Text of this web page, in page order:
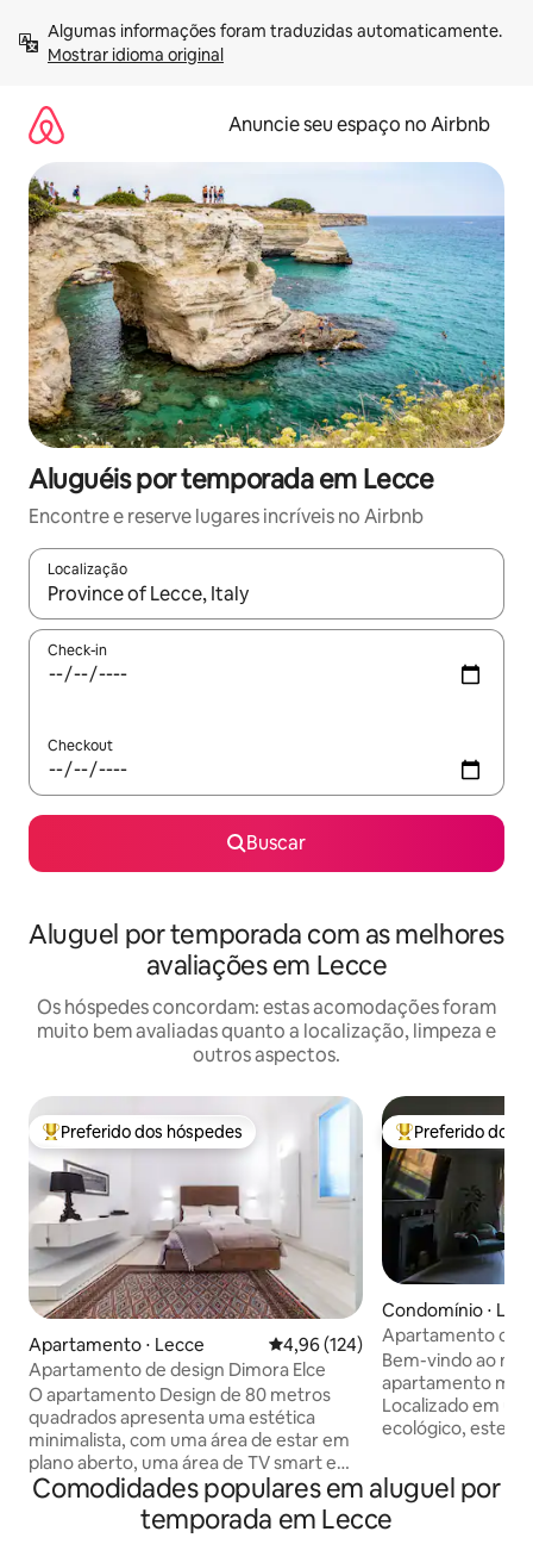
para
Mostrar idioma original
Anuncie seu espaço no Airbnb
Aluguéis por temporada em Lecce
Encontre e reserve lugares incríveis no Airbnb
Localização
Quando os resultados estiverem disponíveis, explore-os
Check-in
Checkout
Buscar
Aluguel por temporada com as melhores
avaliações em Lecce
Os hóspedes concordam: estas acomodações foram
muito bem avaliadas quanto a localização, limpeza e
outros aspectos.
Entre os melhores preferidos dos hóspedes
Preferido dos hóspedes
Apartamento ⋅ Lecce 4,96 de uma avaliação média de
4,96 (124)
Apartamento de design Dimora Elce
O apartamento Design de 80 metros
quadrados apresenta uma estética
minimalista, com uma área de estar em
plano aberto, uma área de TV smart e
um canto de leitura. O quarto tem o
segundo banheiro. A casa, que é
iluminada em todos os cômodos, tem
Entre os
Preferido dos
Condomínio ⋅
Apartamento
Nabolux em
Bem-vindo ao
apartamento
Localizado em
ecológico, este
de uma grande
cozinha
quartos
Comodidades populares em aluguel por
temporada em Lecce